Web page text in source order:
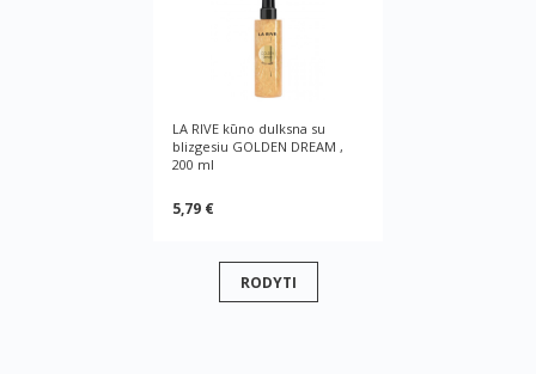
LA RIVE kūno dulksna su
blizgesiu GOLDEN DREAM ,
200 ml
5,79 €
RODYTI